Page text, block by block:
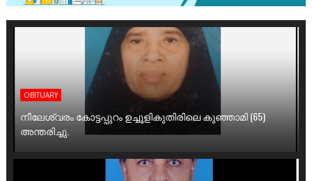
OBITUARY
നീലേശ്വരം കോട്ടപ്പുറം ഉച്ചൂളികുതിരിലെ കുഞ്ഞാമി (65)
അന്തരിച്ചു.